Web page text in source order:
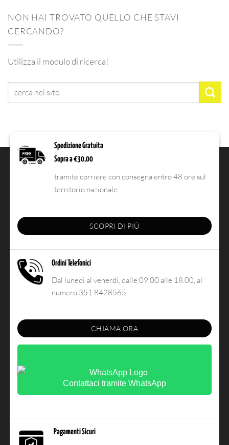
NON HAI TROVATO QUELLO CHE STAVI
CERCANDO?
Utilizza il modulo di ricerca!
Spedizione Gratuita
Sopra a €30,00
tramite corriere con consegna entro 48 ore sul
territorio nazionale.
SCOPRI DI PIÙ
Ordini Telefonici
Dal lunedì al venerdì, dalle 09.00 alle 18.00, al
numero 351 8428565.
CHIAMA ORA
Contattaci tramite WhatsApp
Pagamenti Sicuri